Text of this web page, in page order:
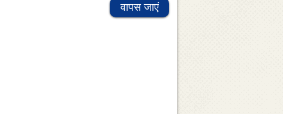
वापस जाएं